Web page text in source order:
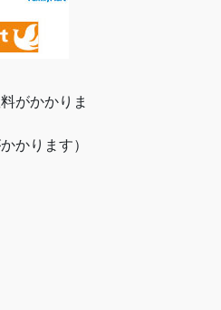
がかかりま
かります）